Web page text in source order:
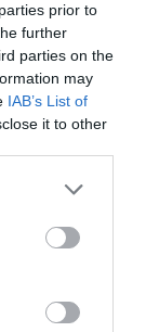
prior to
further
parties on the
may
IAB’s List of
it to other